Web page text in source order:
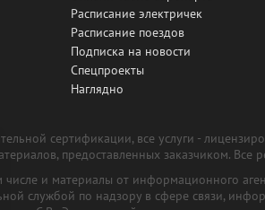
Расписание электричек
Расписание поездов
Подписка на новости
Спецпроекты
Наглядно
сертификации, все услуги -
предоставленных заказчиком.
числе и материалы от информационного
службой по надзору в сфере связи,